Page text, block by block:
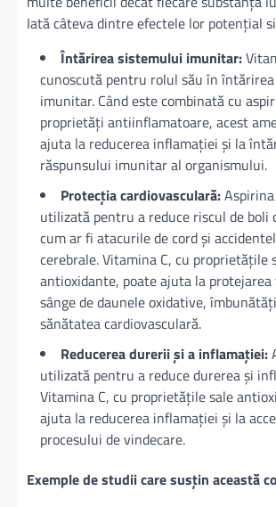
Iată câteva dintre efectele lor potențial
Întărirea sistemului imunitar:
cunoscută pentru rolul său în
imunitar. Când este combinată cu
proprietăți antiinflamatoare, acest
ajuta la reducerea inflamației și la
răspunsului imunitar al organismului.
Protecția cardiovasculară:
utilizată pentru a reduce riscul de boli
cum ar fi atacurile de cord și
cerebrale. Vitamina C, cu proprietățile
antioxidante, poate ajuta la protejarea
sânge de daunele oxidative,
sănătatea cardiovasculară.
Reducerea durerii și a inflamației:
utilizată pentru a reduce durerea și
Vitamina C, cu proprietățile sale
ajuta la reducerea inflamației și la
procesului de vindecare.
Exemple de studii care susțin această